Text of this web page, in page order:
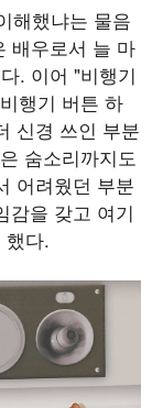
해했냐는 물음
배우로서 늘 마
. 이어 "비행기
행기 버튼 하
신경 쓰인 부분
숨소리까지도
어려웠던 부분
감을 갖고 여기
했다.